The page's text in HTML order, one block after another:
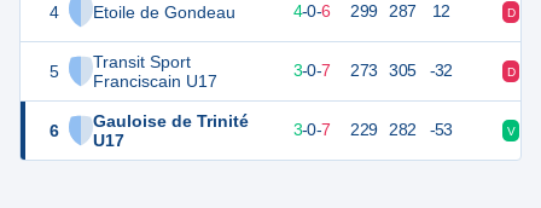
4 Etoile de Gondeau
5
Transit Sport
Franciscain U17
6
Gauloise de Trinité
U17
18 4-0-6 299 287 12 D
16 3-0-7 273 305 -32 D
15 3-0-7 229 282 -53 V